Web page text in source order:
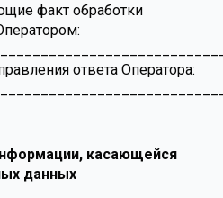
факт обработки
ответа Оператора:
касающейся
данных